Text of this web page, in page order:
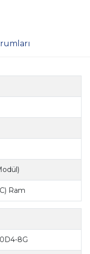
Ram
8G